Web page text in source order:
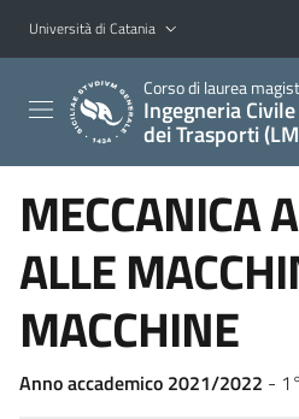
Vai al contenuto principale
Vai al menu di navigazione
Università di Catania
Corso di laurea
Ingegneria
dei Trasporti
MECCANICA
ALLE
MACCHINE
Anno accademico 2021/2022 -